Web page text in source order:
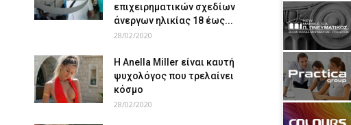
επιχειρηματικών σχεδίων
άνεργων ηλικίας 18 έως...
28/02/2020
Η Anella Miller είναι καυτή
ψυχολόγος που τρελαίνει
κόσμο
28/02/2020